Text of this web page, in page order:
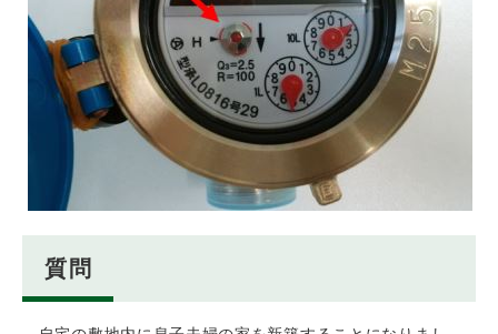
質問